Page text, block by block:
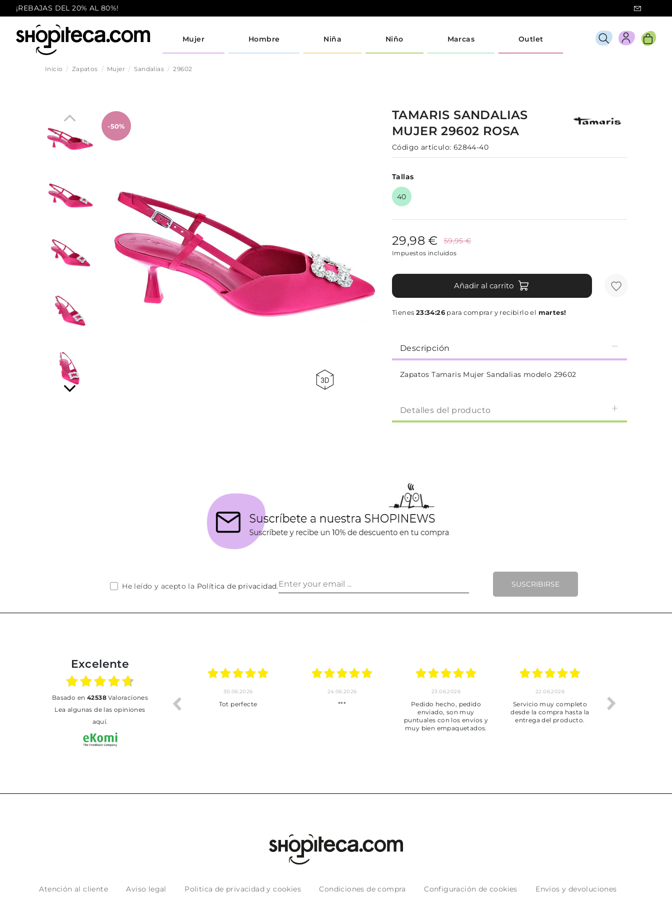
¡REBAJAS DEL 20% AL 80%!
Mujer Hombre Niña Niño Marcas Outlet
Inicio Zapatos Mujer Sandalias 29602
-50%
TAMARIS SANDALIAS
MUJER29602 ROSA
Código artículo: 62844-40
Tallas
40
29,98 € 59,95 €
Impuestos incluidos
Añadir al carrito
Tienes 23:34:26 para comprar y recibirlo el martes!
Descripción
Zapatos Tamaris Mujer Sandalias modelo 29602
Detalles del producto
SUSCRIBIRSE
He leído y acepto la Política de privacidad.
Excelente
basado en 42538Valoraciones
Lea algunas de las opiniones
aquí.
30.06.2026
Tot perfecte
24.06.2026
***
23.06.2026
Pedido hecho, pedido
enviado, son muy
puntuales con los envíos y
muy bien empaquetados.
22.06.2026
Servicio muy completo
desde la compra hasta la
entrega del producto.
Atención al cliente Aviso legal Politica de privacidad y cookies Condiciones de compra Configuración de cookies Envíos y devoluciones